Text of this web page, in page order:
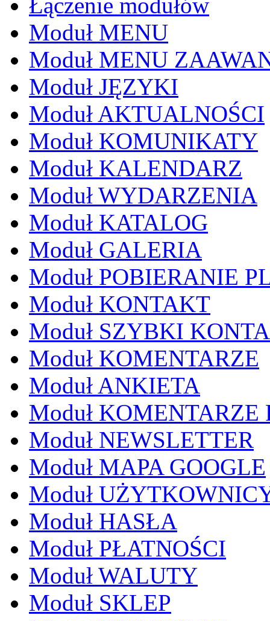
Moduł MENU
Moduł MENU
Moduł JĘZYKI
Moduł AKTUALNOŚCI
Moduł KOMUNIKATY
Moduł KALENDARZ
Moduł WYDARZENIA
Moduł KATALOG
Moduł GALERIA
Moduł POBIERANIE
Moduł KONTAKT
Moduł SZYBKI
Moduł KOMENTARZE
Moduł ANKIETA
Moduł KOMENTARZE
Moduł NEWSLETTER
Moduł MAPA GOOGLE
Moduł
Moduł HASŁA
Moduł PŁATNOŚCI
Moduł WALUTY
Moduł SKLEP